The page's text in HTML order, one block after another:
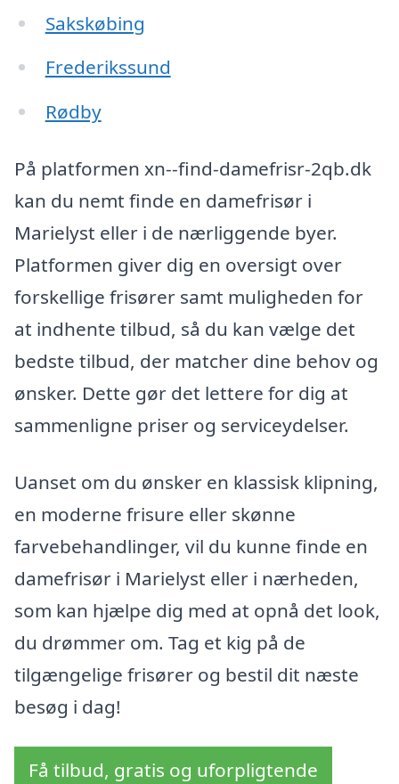
Sakskøbing
Frederikssund
Rødby
På platformen xn--find-damefrisr-2qb.dk
kan du nemt finde en damefrisør i
Marielyst eller i de nærliggende byer.
Platformen giver dig en oversigt over
forskellige frisører samt muligheden for
at indhente tilbud, så du kan vælge det
bedste tilbud, der matcher dine behov og
ønsker. Dette gør det lettere for dig at
sammenligne priser og serviceydelser.
Uanset om du ønsker en klassisk klipning,
en moderne frisure eller skønne
farvebehandlinger, vil du kunne finde en
damefrisør i Marielyst eller i nærheden,
som kan hjælpe dig med at opnå det look,
du drømmer om. Tag et kig på de
tilgængelige frisører og bestil dit næste
besøg i dag!
Få tilbud, gratis og uforpligtende